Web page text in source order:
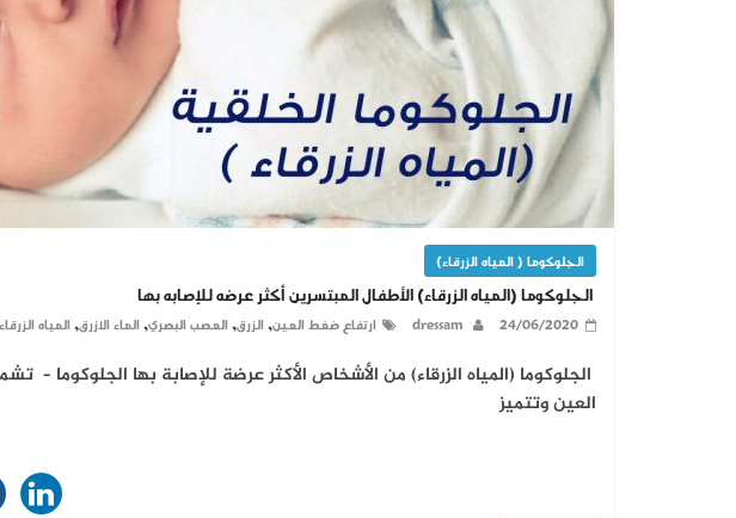
الجلوكوما ( المياه الزرقاء)
الجلوكوما (المياه الزرقاء) الأطفال المبتسرين أكثر عرضه للإصابه بها
24/06/2020
dressam ارتفاع ضغط العين,الزرق,العصب البصري,الماء الازرق,المياه الزرقاء
الجلوكوما (المياه الزرقاء) من الأشخاص الأكثر عرضة للإصابة بها
العين وتتميز